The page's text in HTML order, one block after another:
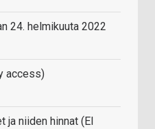
24. helmikuuta 2022
access)
niiden hinnat (EI